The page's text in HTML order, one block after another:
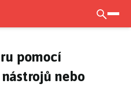
pomocí
nebo